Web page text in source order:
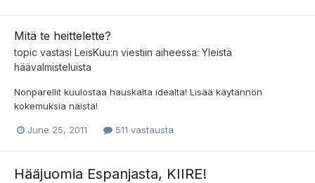
Mitä te heittelette?
topic vastasi LeisKuu:n viestiin aiheessa: Yleistä
häävalmisteluista
Nonparellit kuulostaa hauskalta idealta! Lisää käytännön
kokemuksia näistä!
June 25, 2011 511 vastausta
Hääjuomia Espanjasta, KIIRE!